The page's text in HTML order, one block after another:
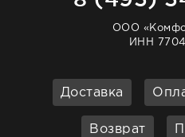
ООО
ИНН
Доставка
Возврат